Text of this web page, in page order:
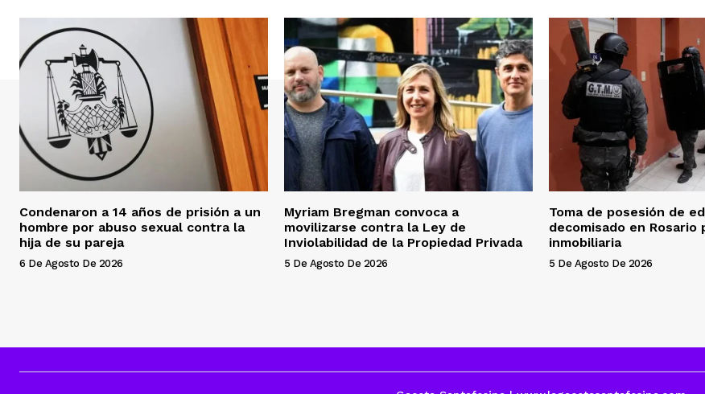
Condenaron a 14 años de prisión a un
hombre por abuso sexual contra la
hija de su pareja
6 De Agosto De 2026
Myriam Bregman convoca a
movilizarse contra la Ley de
Inviolabilidad de la Propiedad Privada
5 De Agosto De 2026
Toma de posesión de
decomisado en Rosario
inmobiliaria
5 De Agosto De 2026